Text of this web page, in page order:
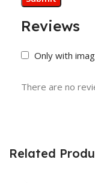
Reviews
Only with
There are no
Related